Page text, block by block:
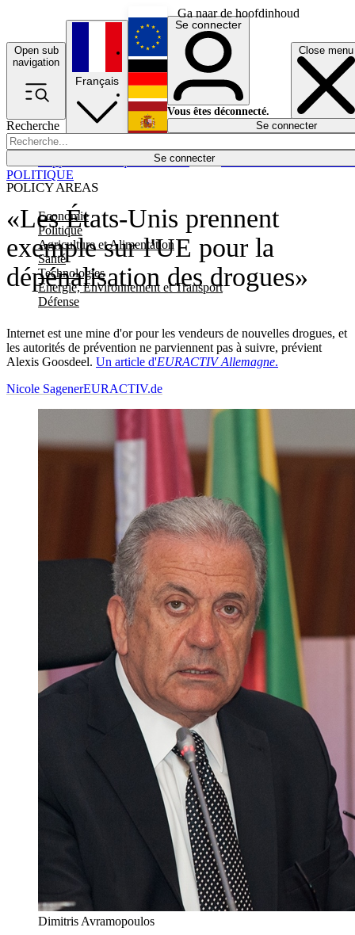
Ga naar de hoofdinhoud
Open sub
navigation
Close menu
Recherche
Se connecter
POLICY AREAS
Economie
Politique
Agriculture et Alimentation
Santé
Technologies
Energie, Environnement et Transport
Défense
Économie
Français
English
Deutsch
Español
Se connecter
Vous êtes déconnecté.
Se connecter
«Les États-Unis prennent
exemple sur l'UE pour la
dépénalisation des drogues»
Internet est une mine d'or pour les vendeurs de nouvelles drogues, et
les autorités de prévention ne parviennent pas à suivre, prévient
Alexis Goosdeel. Un article d'EURACTIV Allemagne.
POLITIQUE
Nicole SagenerEURACTIV.de
Dimitris Avramopoulos